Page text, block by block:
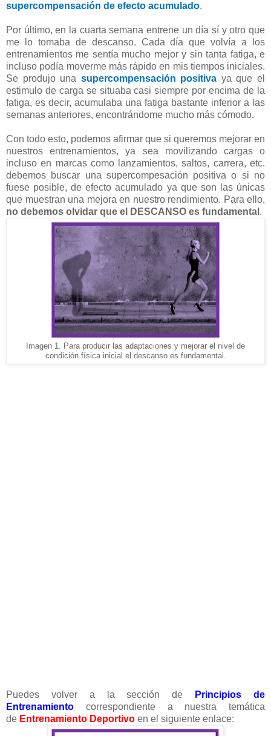
supercompensación de efecto acumulado.
Por último, en la cuarta semana entrene un día sí y otro que
me lo tomaba de descanso. Cada día que volvía a los
entrenamientos me sentía mucho mejor y sin tanta fatiga, e
incluso podía moverme más rápido en mis tiempos iniciales.
Se produjo una supercompensación positiva ya que el
estimulo de carga se situaba casi siempre por encima de la
fatiga, es decir, acumulaba una fatiga bastante inferior a las
semanas anteriores, encontrándome mucho más cómodo.
Con todo esto, podemos afirmar que si queremos mejorar en
nuestros entrenamientos, ya sea movilizando cargas o
incluso en marcas como lanzamientos, saltos, carrera, etc.
debemos buscar una supercompesación positiva o si no
fuese posible, de efecto acumulado ya que son las únicas
que muestran una mejora en nuestro rendimiento. Para ello,
no debemos olvidar que el DESCANSO es fundamental .
Imagen 1. Para producir las adaptaciones y mejorar el nivel de
condición física inicial el descanso es fundamental.
Puedes volver a la sección de
Principios de
Entrenamiento correspondiente a nuestra temática
de Entrenamiento Deportivo en el siguiente enlace: